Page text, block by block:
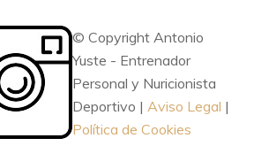
© Copyright Antonio
Yuste - Entrenador
Personal y Nuricionista
Deportivo | Aviso Legal |
Política de Cookies